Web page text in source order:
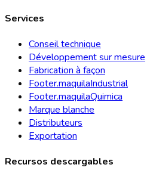
Services
Conseil technique
Développement sur mesure
Fabrication à façon
Footer.maquilaIndustrial
Footer.maquilaQuimica
Marque blanche
Distributeurs
Exportation
Recursos descargables